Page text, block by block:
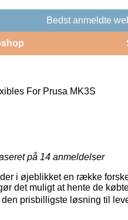
Bedst anmeldte
For Prusa MK3S
på 14 anmeldelser
i øjeblikket en række
det muligt at hente de
prisbilligste løsning til